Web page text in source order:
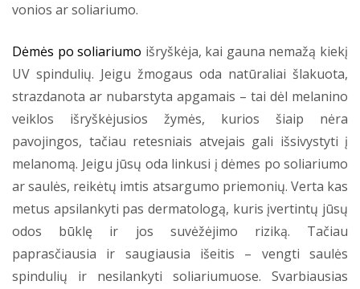
vonios ar soliariumo.
Dėmės po soliariumo išryškėja, kai gauna nemažą kiekį
UV spindulių. Jeigu žmogaus oda natūraliai šlakuota,
strazdanota ar nubarstyta apgamais – tai dėl melanino
veiklos išryškėjusios žymės, kurios šiaip nėra
pavojingos, tačiau retesniais atvejais gali išsivystyti į
melanomą. Jeigu jūsų oda linkusi į dėmes po soliariumo
ar saulės, reikėtų imtis atsargumo priemonių. Verta kas
metus apsilankyti pas dermatologą, kuris įvertintų jūsų
odos būklę ir jos suvėžėjimo riziką. Tačiau
paprasčiausia ir saugiausia išeitis – vengti saulės
spindulių ir nesilankyti soliariumuose. Svarbiausias